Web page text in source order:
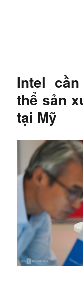
Intel
thể sản
tại Mỹ